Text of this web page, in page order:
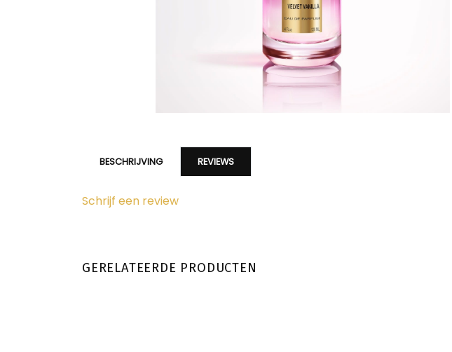
BESCHRIJVING REVIEWS
Schrijf een review
GERELATEERDE PRODUCTEN